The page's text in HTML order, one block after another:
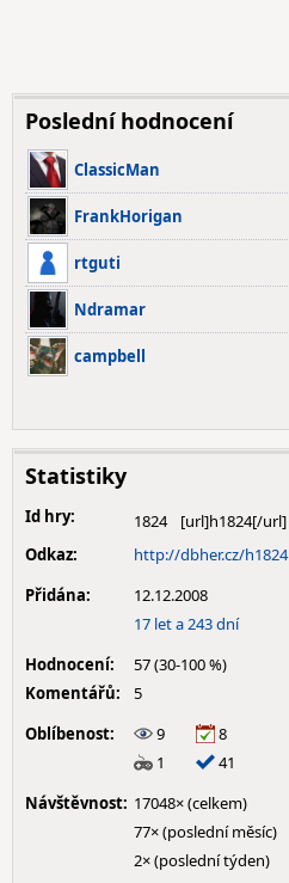
Poslední hodnocení
ClassicMan
FrankHorigan
rtguti
Ndramar
campbell
Statistiky
Id hry:
1824
Odkaz:
http://dbher.cz/h1824
Přidána:
12.12.2008
17 let a 243 dní
Hodnocení:
57 (30-100 %)
Komentářů:
5
Oblíbenost:
9
8
1
41
Návštěvnost: 17048× (celkem)
77× (poslední měsíc)
2× (poslední týden)